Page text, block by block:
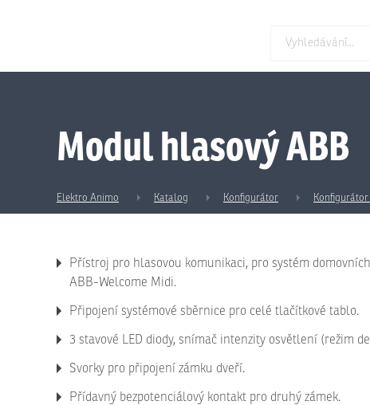
Modul hlasový ABB
Elektro Animo Katalog Konfigurátor
Přístroj pro hlasovou komunikaci, pro systém
ABB-Welcome Midi.
Připojení systémové sběrnice pro celé tlačítkové tablo.
3 stavové LED diody, snímač intenzity osvětlení (režim
Svorky pro připojení zámku dveří.
Přídavný bezpotenciálový kontakt pro druhý zámek.